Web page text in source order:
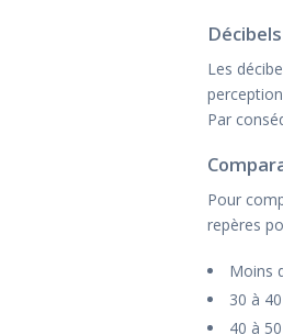
Les
Par
Pour
repères
Moins
30 à
40 à